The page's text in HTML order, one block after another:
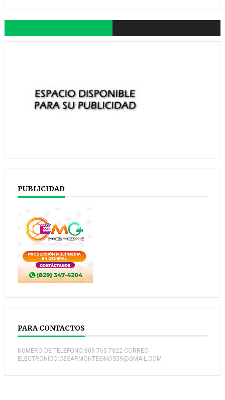
PUBLICIDAD
PARA CONTACTOS
NUMERO DE TELEFONO:809-760-7822 CORREO
ELECTRONICO:CESARMONTESINOS59@GMAIL.COM